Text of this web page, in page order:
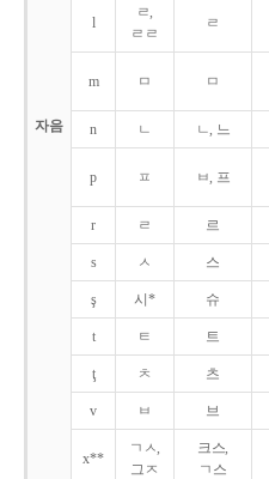
자음
l
ㄹ,
ㄹㄹ
ㄹ
m ㅁ ㅁ
n ㄴ ㄴ, 느
p ㅍ ㅂ, 프
r ㄹ 르
s ㅅ 스
ş 시* 슈
t ㅌ 트
ţ ㅊ 츠
v ㅂ 브
x**
ㄱㅅ,
그ㅈ
크스,
ㄱ스